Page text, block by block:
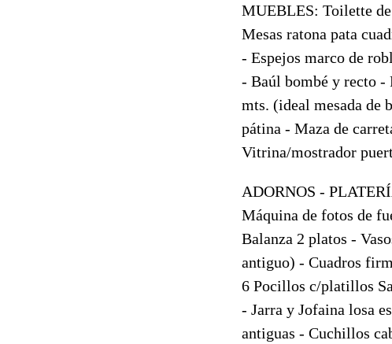
MUEBLES: Toilette
Mesas ratona pata
- Espejos marco de
- Baúl bombé y recto -
mts. (ideal mesada de
pátina - Maza de
Vitrina/mostrador
ADORNOS -
Máquina de fotos de
Balanza 2 platos -
antiguo) - Cuadros
6 Pocillos c/platillos
- Jarra y Jofaina losa
antiguas - Cuchillos